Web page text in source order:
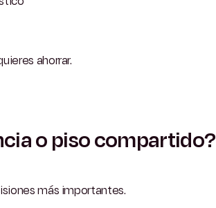
ahorrar.
o piso compartido?
más importantes.